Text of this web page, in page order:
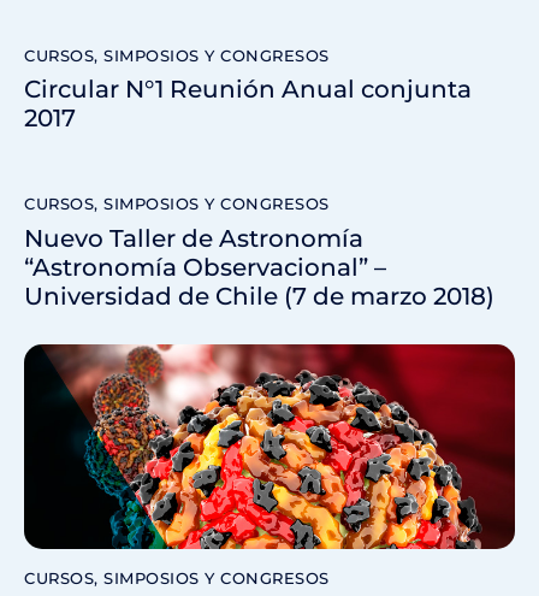
CURSOS, SIMPOSIOS Y CONGRESOS
Circular N°1 Reunión Anual conjunta
2017
CURSOS, SIMPOSIOS Y CONGRESOS
Nuevo Taller de Astronomía
“Astronomía Observacional” –
Universidad de Chile (7 de marzo 2018)
CURSOS, SIMPOSIOS Y CONGRESOS